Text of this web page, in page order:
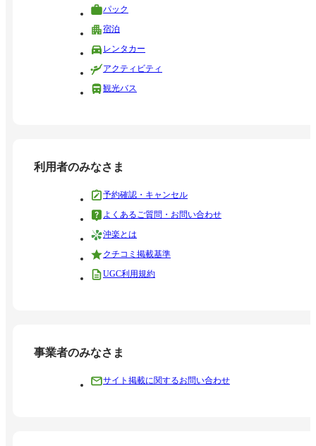
パック
宿泊
レンタカー
アクティビティ
観光バス
利用者のみなさま
予約確認・キャンセル
よくあるご質問・お問い合わせ
沖楽とは
クチコミ掲載基準
UGC利用規約
事業者のみなさま
サイト掲載に関するお問い合わせ